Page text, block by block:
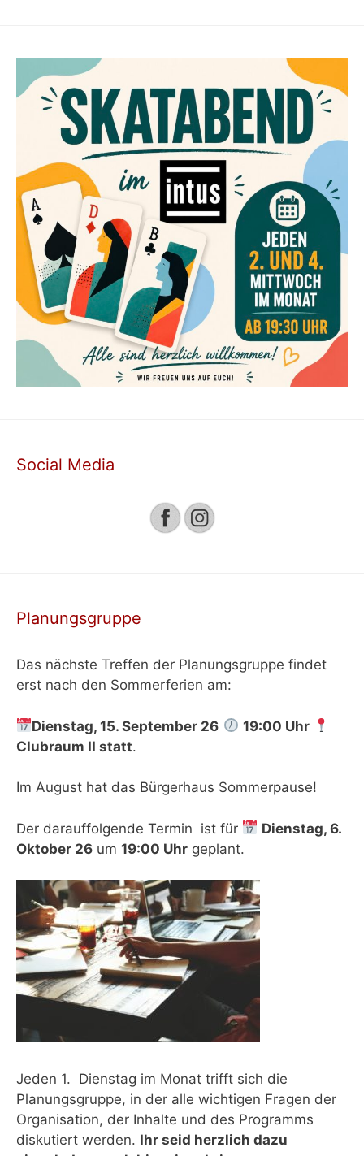
Social Media
Planungsgruppe
Das nächste Treffen der Planungsgruppe findet
erst nach den Sommerferien am:
Dienstag, 15. September 26
19:00 Uhr
Clubraum II statt.
Im August hat das Bürgerhaus Sommerpause!
Der darauffolgende Termin ist für
Dienstag, 6.
Oktober 26 um 19:00 Uhr geplant.
Jeden 1. Dienstag im Monat trifft sich die
Planungsgruppe, in der alle wichtigen Fragen der
Organisation, der Inhalte und des Programms
diskutiert werden. Ihr seid herzlich dazu